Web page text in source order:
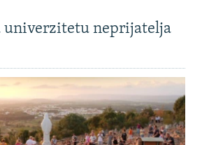
univerzitetu neprijatelja